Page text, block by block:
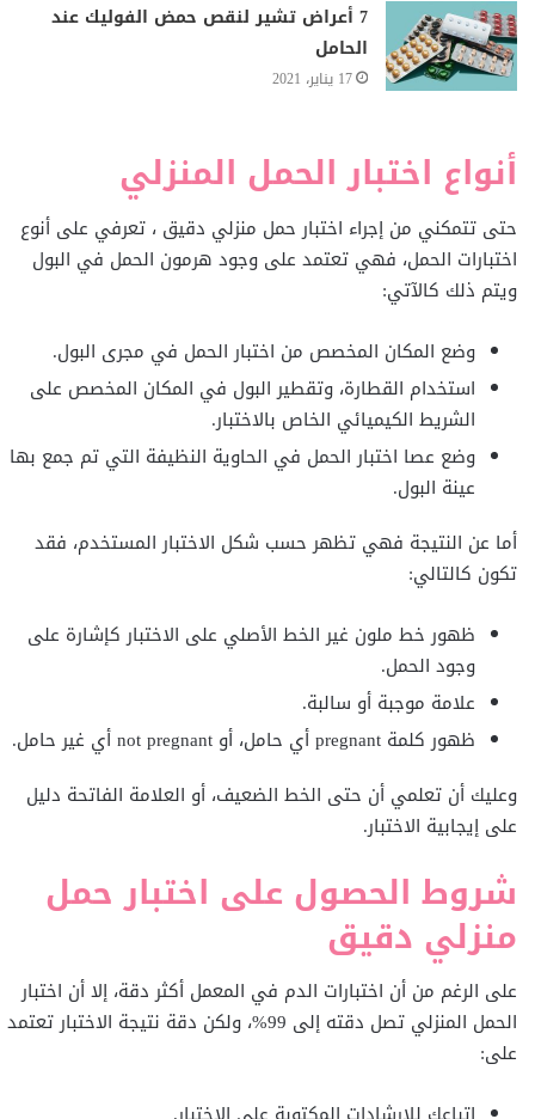
7 أعراض تشير لنقص حمض الفوليك عند
الحامل
17 يناير، 2021
أنواع اختبار الحمل المنزلي
حتى تتمكني من إجراء اختبار حمل منزلي دقيق ، تعرفي على أنوع
اختبارات الحمل، فهي تعتمد على وجود هرمون الحمل في البول
ويتم ذلك كالآتي:
وضع المكان المخصص من اختبار الحمل في مجرى البول.
استخدام القطارة، وتقطير البول في المكان المخصص على
الشريط الكيميائي الخاص بالاختبار.
وضع عصا اختبار الحمل في الحاوية النظيفة التي تم جمع بها
عينة البول.
أما عن النتيجة فهي تظهر حسب شكل الاختبار المستخدم، فقد
تكون كالتالي:
ظهور خط ملون غير الخط الأصلي على الاختبار كإشارة على
وجود الحمل.
علامة موجبة أو سالبة.
ظهور كلمة pregnant أي حامل، أو not pregnant أي غير حامل.
وعليك أن تعلمي أن حتى الخط الضعيف، أو العلامة الفاتحة دليل
على إيجابية الاختبار.
شروط الحصول على اختبار حمل
منزلي دقيق
على الرغم من أن اختبارات الدم في المعمل أكثر دقة، إلا أن اختبار
الحمل المنزلي تصل دقته إلى 99%، ولكن دقة نتيجة الاختبار تعتمد
على: